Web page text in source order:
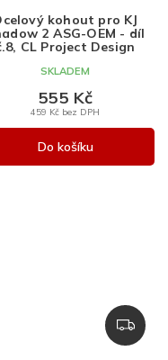
kohout pro KJ
2 ASG-OEM - díl
CL Project Design
SKLADEM
459 Kč bez DPH
555 Kč
Do košíku
Z
D